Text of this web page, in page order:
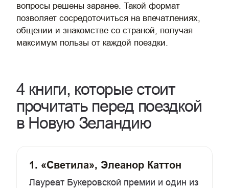
вопросы решены заранее. Такой формат
позволяет сосредоточиться на впечатлениях,
общении и знакомстве со страной, получая
максимум пользы от каждой поездки.
4 книги, которые стоит
прочитать перед поездкой
в Новую Зеландию
1. «Светила», Элеанор Каттон
Лауреат Букеровской премии и один из